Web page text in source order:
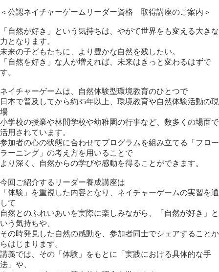
＜公認ネイチャーゲームリーダー資格 取得講座のご案内＞
「自然が好き」という気持ちは、やがて世界をも変える大きな
力となります。
未来の子どもたちに、より豊かな自然を残したい。
「自然を好き」な人が増えれば、未来はきっと変わるはずで
す。
ネイチャーゲームは、自然体験型環境教育のひとつで
日本で普及してから約35年以上、環境教育や自然体験活動の現
場
小学校の授業や林間学校や幼稚園の行事など、数多くの場面で
活用されています。
参加者の心の状態に合わせてプログラムを組み立てる「フロー
ラーニング」の考え方を用いることで
より深く、自然からの学びや感動を得ることができます。
今回ご紹介するリーダー養成講座は
「体験」を重視した内容となり、ネイチャーゲームの実習を通
して
自然とのふれいあいを実際に楽しみながら、「自然が好き」と
いう気持ちや、
その時発見した自然の感動を、参加者同士でシェアすることか
らはじまります。
講義では、その「体験」をもとに「実践における具体的な手
法」や、